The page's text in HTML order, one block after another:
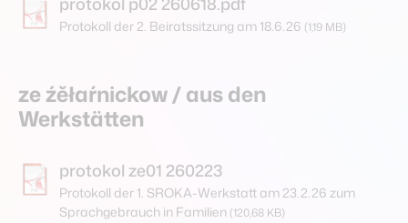
Protokoll der 2. Beiratssitzung am 18.6.26 (1,19 MB)
ze źěłaŕnickow / aus den
Werkstätten
protokol ze01 260223
Protokoll der 1. SROKA-Werkstatt am 23.2.26 zum
Sprachgebrauch in Familien (120,68 KB)